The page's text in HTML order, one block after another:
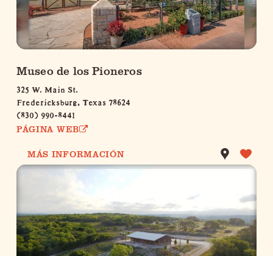
Museo de los Pioneros
325 W. Main St.
Fredericksburg, Texas 78624
(830) 990-8441
PÁGINA WEB
MÁS INFORMACIÓN